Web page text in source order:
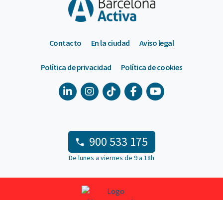
Contacto En la ciudad Aviso legal
Política de privacidad Política de cookies
900 533 175
De lunes a viernes de 9 a 18h